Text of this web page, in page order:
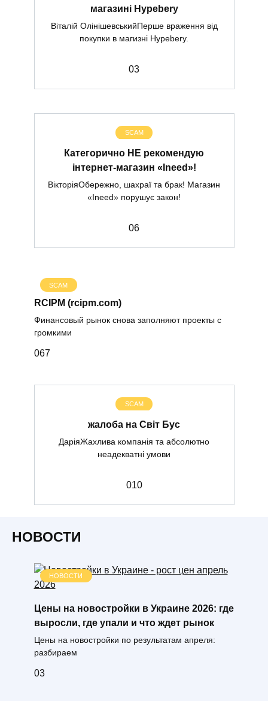
магазині Hypebery
Віталій ОлінішевськийПерше враження від
покупки в магизні Hypebery.
03
SCAM
Категорично НЕ рекомендую
інтернет-магазин «Ineed»!
ВікторіяОбережно, шахраї та брак! Магазин
«Ineed» порушує закон!
06
SCAM
RCIPM (rcipm.com)
Финансовый рынок снова заполняют проекты с
громкими
067
SCAM
жалоба на Світ Бус
ДаріяЖахлива компанія та абсолютно
неадекватні умови
010
НОВОСТИ
НОВОСТИ
Цены на новостройки в Украине 2026: где
выросли, где упали и что ждет рынок
Цены на новостройки по результатам апреля:
разбираем
03